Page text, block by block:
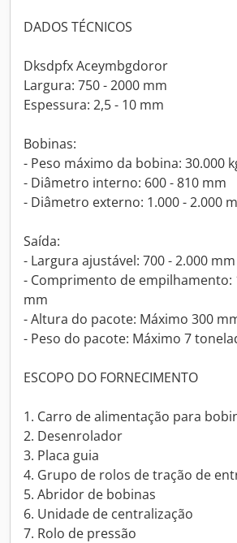
DADOS TÉCNICOS
Dksdpfx Aceymbgdoror
Largura: 750 - 2000 mm
Espessura: 2,5 - 10 mm
Bobinas:
- Peso máximo da bobina: 30.000
- Diâmetro interno: 600 - 810 mm
- Diâmetro externo: 1.000 - 2.000
Saída:
- Largura ajustável: 700 - 2.000 mm
- Comprimento de empilhamento:
mm
- Altura do pacote: Máximo 300
- Peso do pacote: Máximo 7
ESCOPO DO FORNECIMENTO
1. Carro de alimentação para
2. Desenrolador
3. Placa guia
4. Grupo de rolos de tração de
5. Abridor de bobinas
6. Unidade de centralização
7. Rolo de pressão